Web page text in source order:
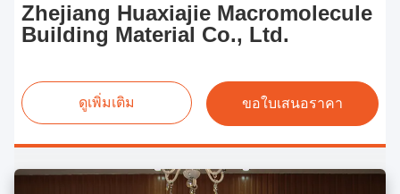
Zhejiang Huaxiajie Macromolecule
Building Material Co., Ltd.
ดูเพิ่มเติม ขอใบเสนอราคา